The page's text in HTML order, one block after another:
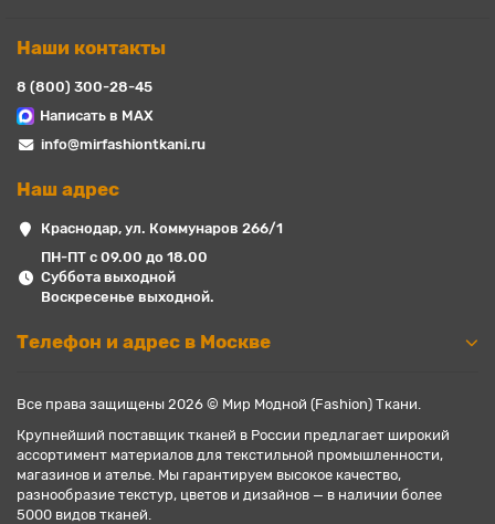
Наши контакты
8 (800) 300-28-45
Написать в MAX
info@mirfashiontkani.ru
Наш адрес
Краснодар, ул. Коммунаров 266/1
ПН-ПТ с 09.00 до 18.00
Суббота выходной
Воскресенье выходной.
Телефон и адрес в Москве
Все права защищены 2026 © Мир Модной (Fashion) Ткани.
Крупнейший поставщик тканей в России предлагает широкий
ассортимент материалов для текстильной промышленности,
магазинов и ателье. Мы гарантируем высокое качество,
разнообразие текстур, цветов и дизайнов — в наличии более
5000 видов тканей.